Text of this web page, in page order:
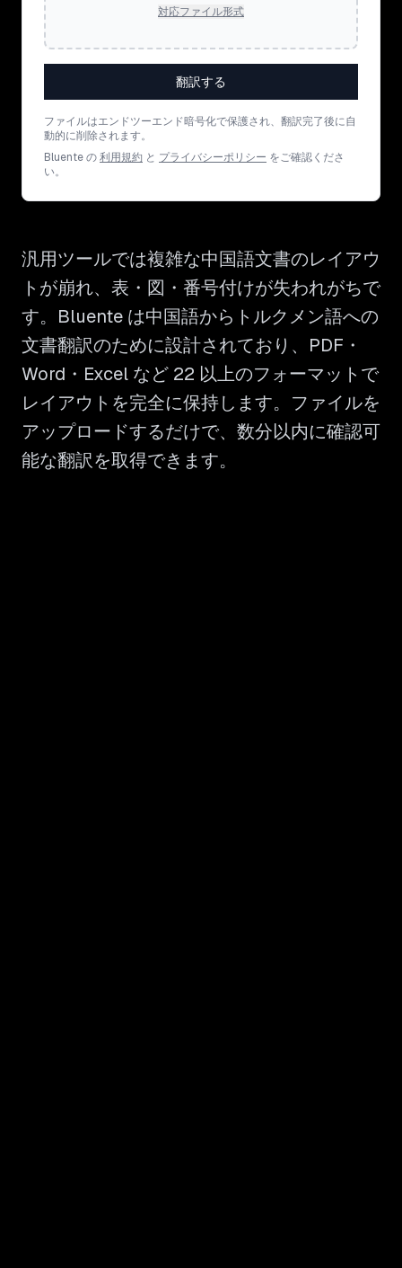
対応ファイル形式
翻訳する
ファイルはエンドツーエンド暗号化で保護され、翻訳完了後に自
動的に削除されます。
Bluente の利用規約 と プライバシーポリシー をご確認くださ
い。
汎用ツールでは複雑な中国語文書のレイアウ
トが崩れ、表・図・番号付けが失われがちで
す。Bluente は中国語からトルクメン語への
文書翻訳のために設計されており、PDF・
Word・Excel など 22 以上のフォーマットで
レイアウトを完全に保持します。ファイルを
アップロードするだけで、数分以内に確認可
能な翻訳を取得できます。